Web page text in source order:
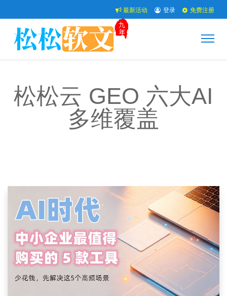
最新活动 登录 免费注册
松松云 GEO 六大AI
多维覆盖